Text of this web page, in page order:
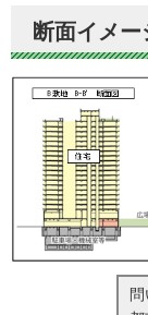
断面イメー